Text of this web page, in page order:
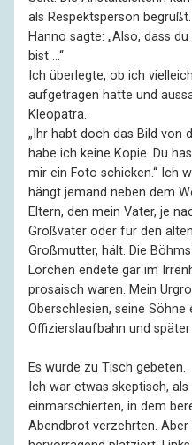
als Respektsperson begrüßt.
Hanno sagte: „Also, dass
bist …“
Ich überlegte, ob ich
aufgetragen hatte und
Kleopatra.
„Ihr habt doch das Bild von
habe ich keine Kopie. Du
mir ein Foto schicken.“ Ich
hängt jemand neben dem
Eltern, den mein Vater, je
Großvater oder für den
Großmutter, hält. Die
Lorchen endete gar im
prosaisch waren. Mein
Oberschlesien, seine
Offizierslaufbahn und
Es wurde zu Tisch gebeten.
Ich war etwas skeptisch,
einmarschierten, in dem
Abendbrot verzehrten.